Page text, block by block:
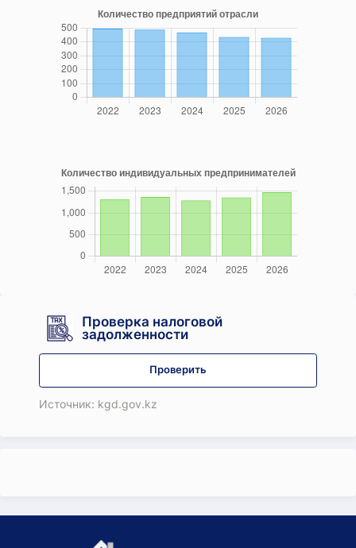
Проверка налоговой
задолженности
Проверить
Источник: kgd.gov.kz